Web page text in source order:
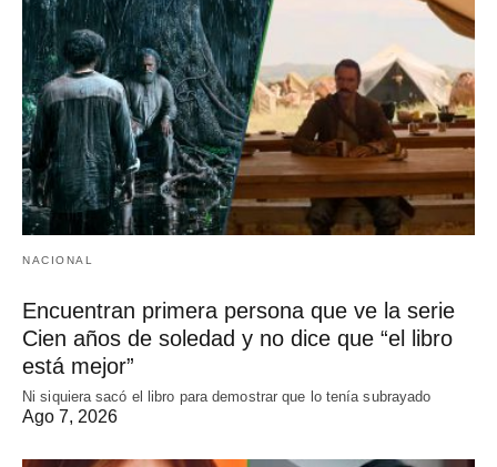
NACIONAL
Encuentran primera persona que ve la serie
Cien años de soledad y no dice que “el libro
está mejor”
Ni siquiera sacó el libro para demostrar que lo tenía subrayado
Ago 7, 2026